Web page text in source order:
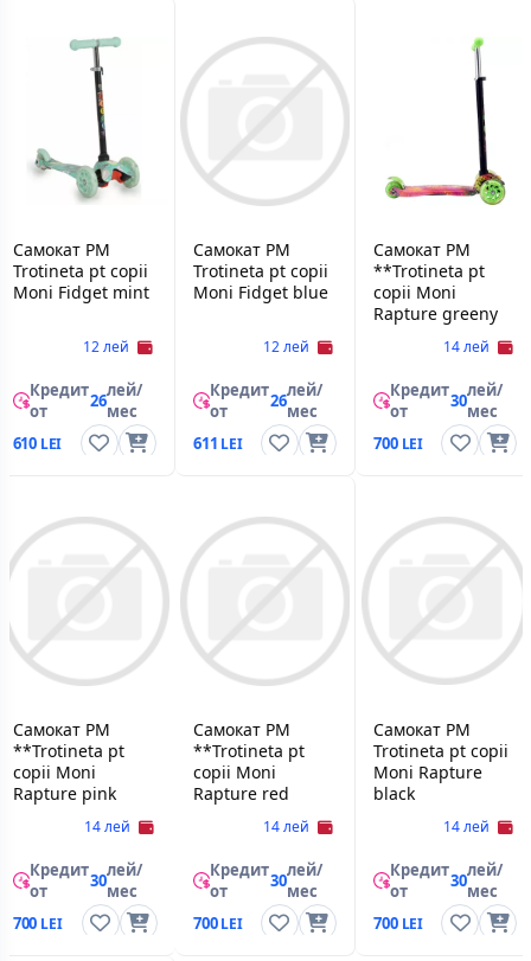
Самокат PM
Trotineta pt copii
Moni Fidget mint
12 лей
Кредит
от
26лей/
мес
610
Самокат PM
Trotineta pt copii
Moni Fidget blue
12 лей
Кредит
от
26лей/
мес
611
Самокат PM
**Trotineta pt
copii Moni
Rapture greeny
14 лей
Кредит
от
30лей/
мес
700
Самокат PM
**Trotineta pt
copii Moni
Rapture pink
14 лей
Кредит
от
30лей/
мес
700
Самокат PM
**Trotineta pt
copii Moni
Rapture red
14 лей
Кредит
от
30лей/
мес
700
Самокат PM
Trotineta pt copii
Moni Rapture
black
14 лей
Кредит
от
30лей/
мес
700